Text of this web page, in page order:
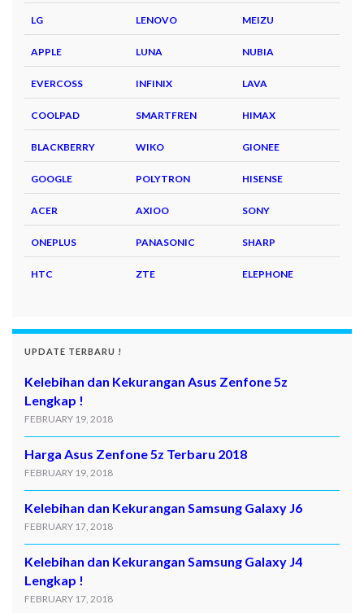
LG LENOVO MEIZU
APPLE LUNA NUBIA
EVERCOSS INFINIX LAVA
COOLPAD SMARTFREN HIMAX
BLACKBERRY WIKO GIONEE
GOOGLE POLYTRON HISENSE
ACER AXIOO SONY
ONEPLUS PANASONIC SHARP
HTC ZTE ELEPHONE
UPDATE TERBARU !
Kelebihan dan Kekurangan Asus Zenfone 5z
Lengkap !
FEBRUARY 19, 2018
Harga Asus Zenfone 5z Terbaru 2018
FEBRUARY 19, 2018
Kelebihan dan Kekurangan Samsung Galaxy J6
FEBRUARY 17, 2018
Kelebihan dan Kekurangan Samsung Galaxy J4
Lengkap !
FEBRUARY 17, 2018